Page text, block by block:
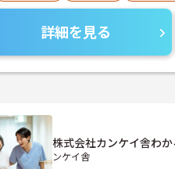
詳細を見る
株式会社カンケイ舎わ
ンケイ舎